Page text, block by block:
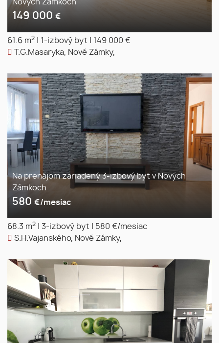
Nových Zámkoch
149 000 €
61.6 m2 1-izbový byt
149 000 €
T.G.Masaryka, Nové Zámky,
Na prenájom zariadený 3-izbový byt v Nových
Zámkoch
580 €/mesiac
68.3 m2 3-izbový byt
580 €/mesiac
S.H.Vajanského, Nové Zámky,